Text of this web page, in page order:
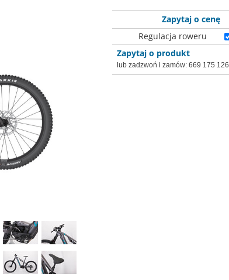
Zapytaj o cenę
Regulacja roweru
Zapytaj o produkt
lub zadzwoń i zamów: 669 175 126